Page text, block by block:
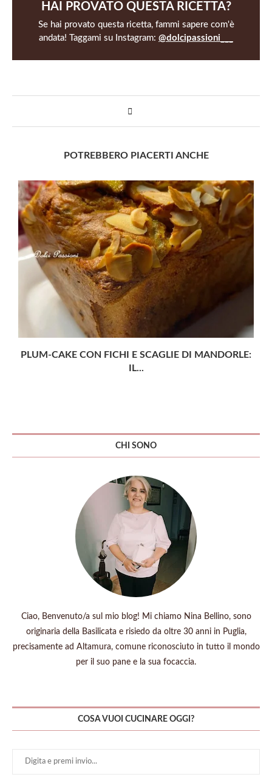
HAI PROVATO QUESTA RICETTA?
Se hai provato questa ricetta, fammi sapere com'è
andata! Taggami su Instagram: @dolcipassioni___
POTREBBERO PIACERTI ANCHE
PLUM-CAKE CON FICHI E SCAGLIE DI MANDORLE:
IL...
CHI SONO
Ciao, Benvenuto/a sul mio blog! Mi chiamo Nina Bellino, sono
originaria della Basilicata e risiedo da oltre 30 anni in Puglia,
precisamente ad Altamura, comune riconosciuto in tutto il mondo
per il suo pane e la sua focaccia.
COSA VUOI CUCINARE OGGI?